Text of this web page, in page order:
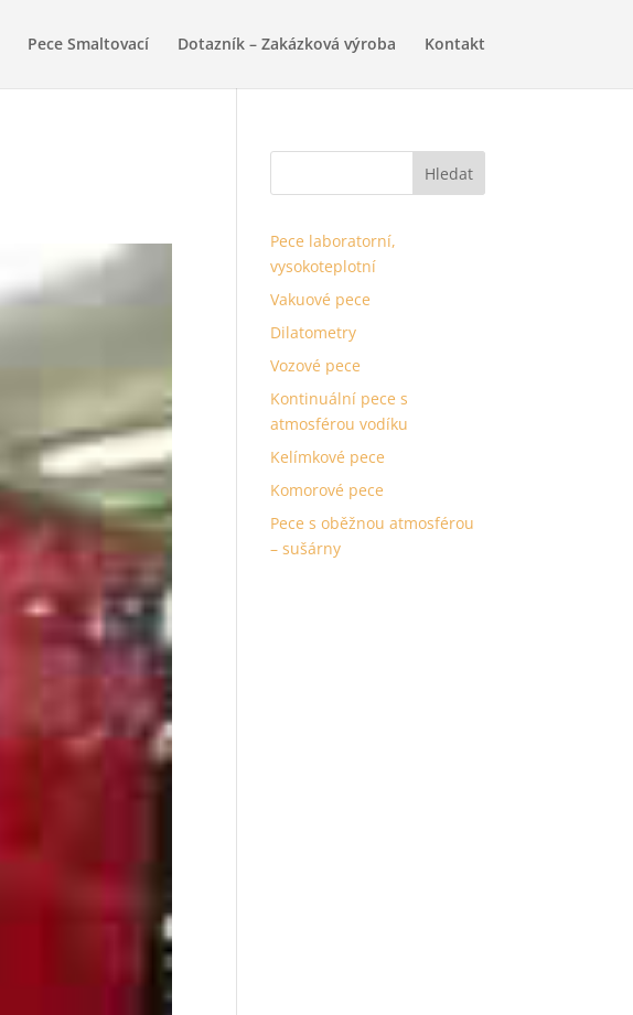
Pece Smaltovací Dotazník – Zakázková výroba Kontakt
Pece laboratorní,
vysokoteplotní
Vakuové pece
Dilatometry
Vozové pece
Kontinuální pece s
atmosférou vodíku
Kelímkové pece
Komorové pece
Pece s oběžnou atmosférou
– sušárny